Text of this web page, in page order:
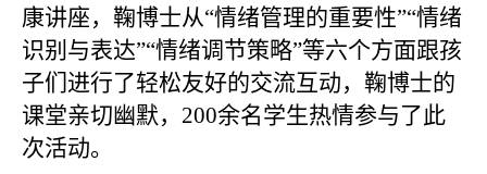
康讲座， 鞠博士从“情绪管理的重要性”“情绪
识别与表达”“情绪调节策略”等六个方面跟孩
子们进行了轻松友好的交流互动， 鞠博士的
课堂亲切幽默， 200余名学生热情参与了此
次活动。